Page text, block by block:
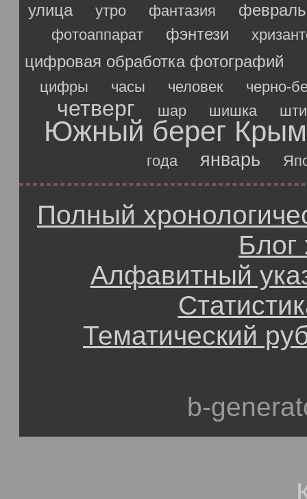
улица утро фантазия февраль
фотоаппарат фэнтези
цифровая обработка фотографий
цифры часы человек черно-
четверг шар шишка
Южный берег
года январь
Полный
Блог
Алфавитный
Тематический
b-